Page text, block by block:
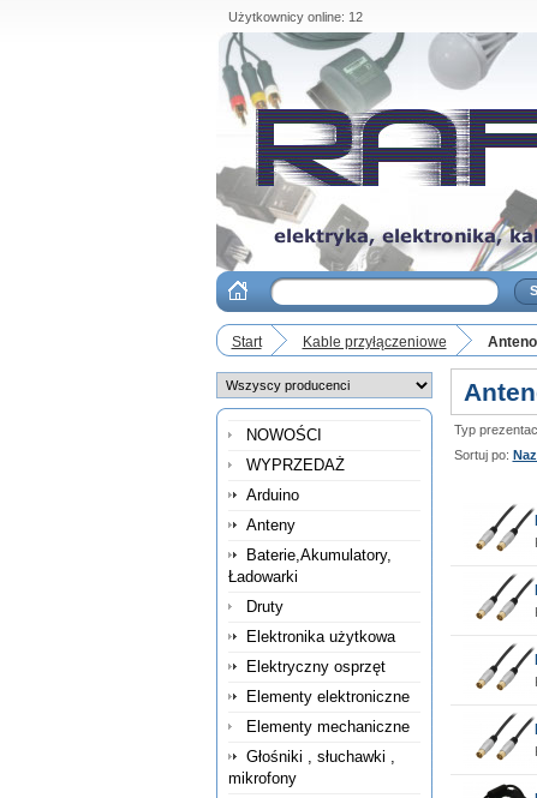
Użytkownicy online: 12
Start Kable przyłączeniowe
NOWOŚCI
WYPRZEDAŻ
Arduino
Anteny
Baterie,Akumulatory,
Ładowarki
Druty
Elektronika użytkowa
Elektryczny osprzęt
Elementy elektroniczne
Elementy mechaniczne
Głośniki , słuchawki ,
mikrofony
Typ
Sortuj po: